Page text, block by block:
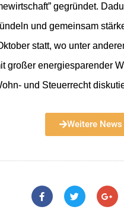
gegründet.
und gemeinsam
statt, wo unter
großer energiesparender
und Steuerrecht
Weitere News